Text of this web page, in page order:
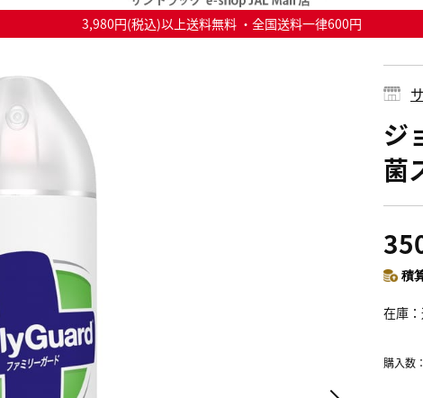
3,980円(税込)以上送料無料 ・全国送料一律600円
ジ
菌
積
在庫
購入数